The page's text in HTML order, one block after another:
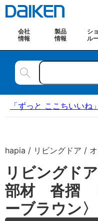
会社
情報
製品
情報
シ
ル
「ずっと ここちいい
hapia / リビングドア /
リビングド
部材 沓摺
ーブラウン〉